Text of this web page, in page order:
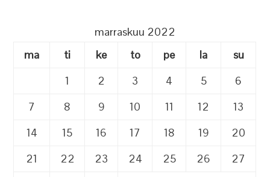
marraskuu 2022
ma
ti ke to pe la
su
1
2 3 4 5
6
7
8 9 10 11 12
13
14
15 16 17 18 19
20
21
22 23 24 25 26
27